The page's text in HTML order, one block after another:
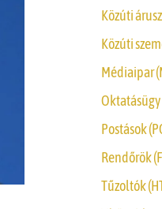
Közúti
Közúti
Médiaipar
Postások
Rendőrök
Tűzoltók